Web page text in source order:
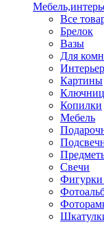
Все
Брелок
Вазы
Для
Картины
Копилки
Мебель
Свечи
Фигурки